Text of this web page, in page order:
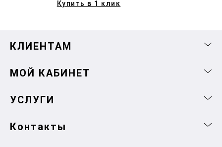
Купить в 1 клик
КЛИЕНТАМ
МОЙ КАБИНЕТ
УСЛУГИ
Контакты